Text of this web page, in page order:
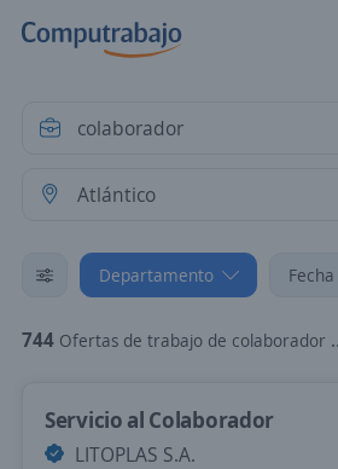
Departamento Fecha
744 Ofertas de trabajo de colaborador en Atlántico
Servicio al Colaborador
LITOPLAS S.A.